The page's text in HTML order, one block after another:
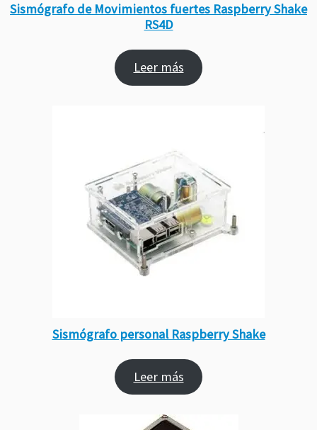
Sismógrafo de Movimientos fuertes Raspberry Shake
RS4D
Leer más
Sismógrafo personal Raspberry Shake
Leer más